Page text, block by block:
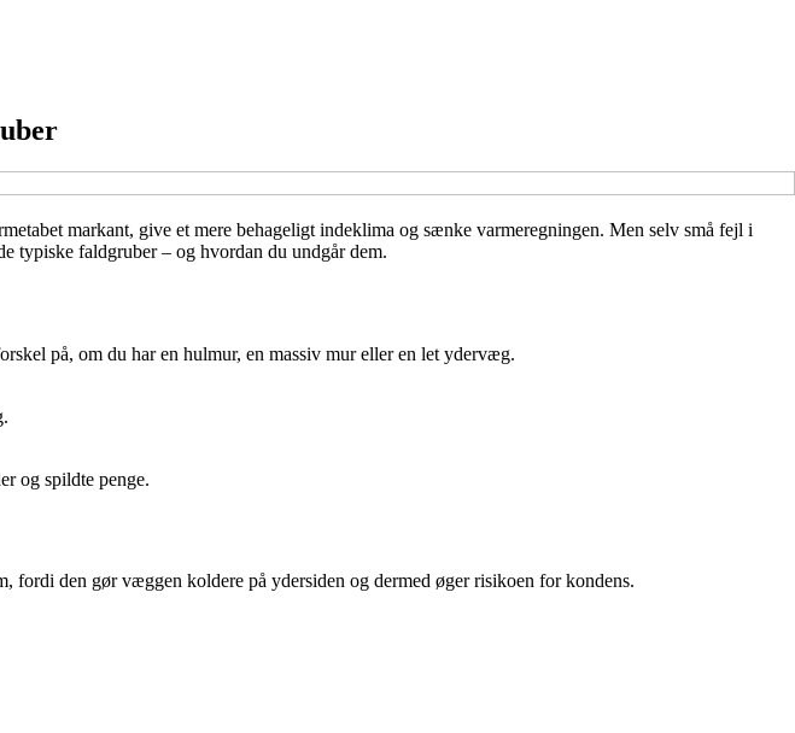
markant, give et mere behageligt indeklima og sænke varmeregningen. Men selv små fejl i
typiske faldgruber – og hvordan du undgår dem.
på, om du har en hulmur, en massiv mur eller en let ydervæg.
og spildte penge.
den gør væggen koldere på ydersiden og dermed øger risikoen for kondens.